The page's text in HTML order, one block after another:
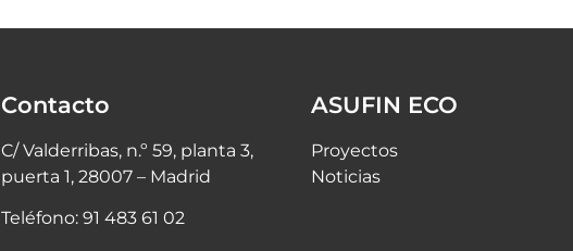
Contacto
C/ Valderribas, n.º 59, planta 3,
puerta 1, 28007 – Madrid
Teléfono: 91 483 61 02
ASUFIN ECO
Proyectos
Noticias